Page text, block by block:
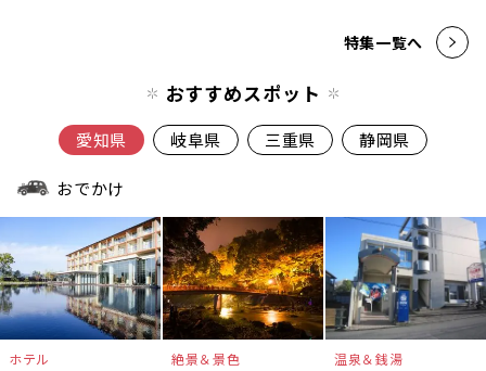
特集一覧へ
おすすめスポット
愛知県 岐阜県 三重県 静岡県
おでかけ
ホテル 絶景＆景色 温泉＆銭湯